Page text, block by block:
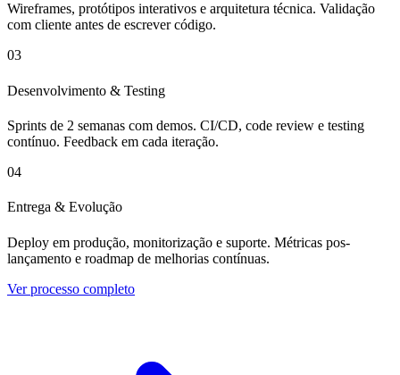
Wireframes, protótipos interativos e arquitetura técnica. Validação
com cliente antes de escrever código.
03
Desenvolvimento & Testing
Sprints de 2 semanas com demos. CI/CD, code review e testing
contínuo. Feedback em cada iteração.
04
Entrega & Evolução
Deploy em produção, monitorização e suporte. Métricas pos-
lançamento e roadmap de melhorias contínuas.
Ver processo completo